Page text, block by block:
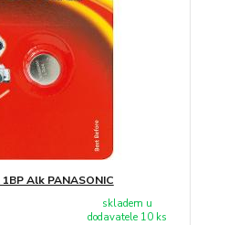
Alk PANASONIC
skladem u
dodavatele 10 ks